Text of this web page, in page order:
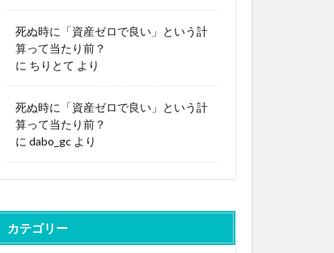
死ぬ時に「資産ゼロで良い」という計
算って当たり前？
に ちりとて より
死ぬ時に「資産ゼロで良い」という計
算って当たり前？
に dabo_gc より
カテゴリー